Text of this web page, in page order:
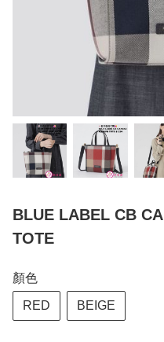
BLUE LABEL CB
TOTE
顏色
RED BEIGE